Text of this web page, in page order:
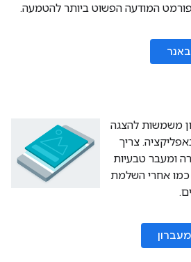
המודעה הפשוט ביותר להטמעה.
להצגה
צריך
טבעיות
אחרי השלמת